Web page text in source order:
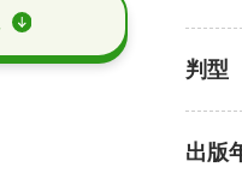
判型
出版